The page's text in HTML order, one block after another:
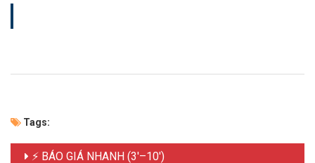
Tags:
⚡ BÁO GIÁ NHANH (3'–10')